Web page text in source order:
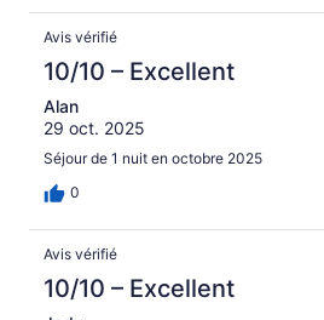
Avis vérifié
10/10 – Excellent
Alan
29 oct. 2025
Séjour de 1 nuit en octobre 2025
0
Avis vérifié
10/10 – Excellent